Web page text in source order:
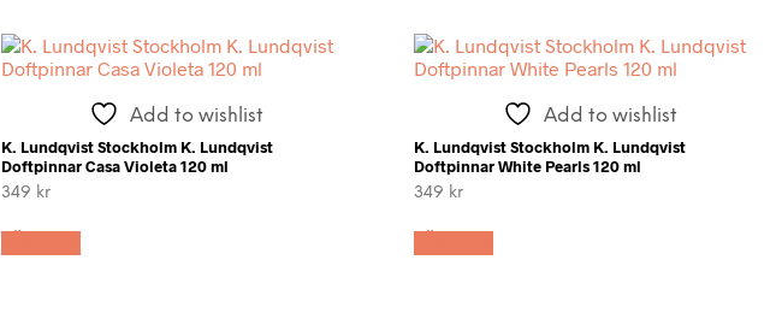
Add to wishlist
K. Lundqvist Stockholm K. Lundqvist
Doftpinnar Casa Violeta 120 ml
349 kr
Add to wishlist
K. Lundqvist Stockholm K. Lundqvist
Doftpinnar White Pearls 120 ml
349 kr